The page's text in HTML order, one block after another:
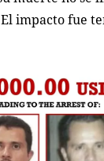
impacto fue